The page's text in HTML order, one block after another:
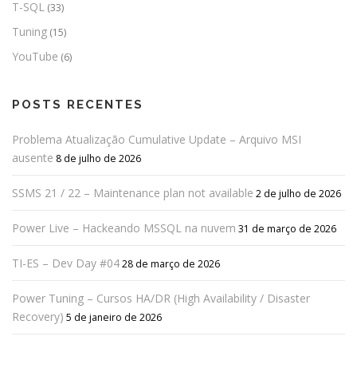
T-SQL (33)
Tuning (15)
YouTube (6)
POSTS RECENTES
Problema Atualização Cumulative Update – Arquivo MSI
ausente 8 de julho de 2026
SSMS 21 / 22 – Maintenance plan not available 2 de julho de 2026
Power Live – Hackeando MSSQL na nuvem 31 de março de 2026
TI-ES – Dev Day #0428 de março de 2026
Power Tuning – Cursos HA/DR (High Availability / Disaster
Recovery) 5 de janeiro de 2026